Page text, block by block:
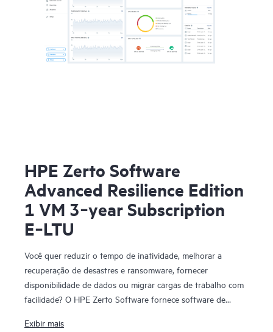
HPE Zerto Software
Advanced Resilience Edition
1 VM 3‑year Subscription
E‑LTU
Você quer reduzir o tempo de inatividade, melhorar a
recuperação de desastres e ransomware, fornecer
disponibilidade de dados ou migrar cargas de trabalho com
facilidade? O HPE Zerto Software fornece software de
mobilidade de carga de trabalho para ambientes
Exibir mais